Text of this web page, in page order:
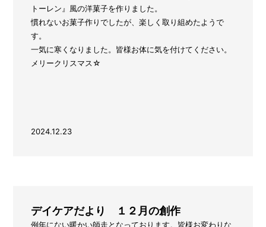
トーレン』風の洋菓子を作りました。
慣れないお菓子作りでしたが、楽しく取り組めたようで
す。
一気に寒くなりました。皆様お体に気を付けてください。
メリークリスマス☆
2024.12.23
デイケアだより １２月の創作
例年にない暖かい師走となっております。皆様お変わりな